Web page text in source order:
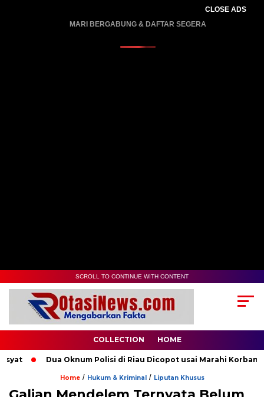
CLOSE ADS
MARI BERGABUNG & DAFTAR SEGERA
SCROLL TO CONTINUE WITH CONTENT
COLLECTION HOME
Dua Oknum Polisi di Riau Dicopot usai Marahi Korban
Home/ Hukum & Kriminal / Liputan Khusus